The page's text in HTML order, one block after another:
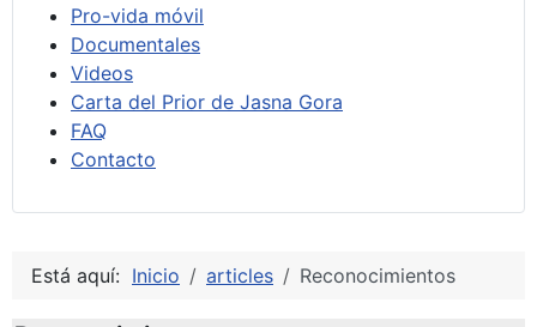
Pro-vida móvil
Documentales
Videos
Carta del Prior de Jasna Gora
FAQ
Contacto
Está aquí: Inicio articles Reconocimientos